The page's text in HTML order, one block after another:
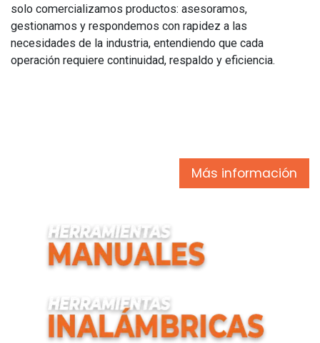
solo comercializamos productos: asesoramos,
gestionamos y respondemos con rapidez a las
necesidades de la industria, entendiendo que cada
operación requiere continuidad, respaldo y eficiencia.
Más información